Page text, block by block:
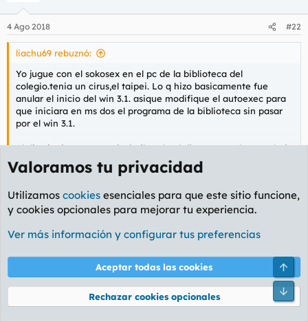
4 Ago 2018 #22
liachu69 rebuznó:
Yo jugue con el sokosex en el pc de la biblioteca del
colegio.tenia un cirus,el taipei. Lo q hizo basicamente fue
anular el inicio del win 3.1. asique modifique el autoexec para
que iniciara en ms dos el programa de la biblioteca sin pasar
por el win 3.1.
Al dia siguiente aparecio furibundo el director con la torre bajo
el sobaco gritando
el punto bat,asi de su boca)para intentar homotir el fallo de
arranque del windows?" Nadie dijo nada...y dijo,como sepa yo
esto(habia sido la tarde noche anterior xd xd)
Haz clic para expandir...
Te imagino picando codigo con lo bien que escribes en el
foroc y me da la risa floja.
R
c
i
n
e
Disléxico y gallego
Valoramos tu privacidad
Utilizamos cookies esenciales para que este sitio funcione,
y cookies opcionales para mejorar tu experiencia.
Ver más información y configurar tus preferencias
Aceptar todas las cookies
Rechazar cookies opcionales
Pie